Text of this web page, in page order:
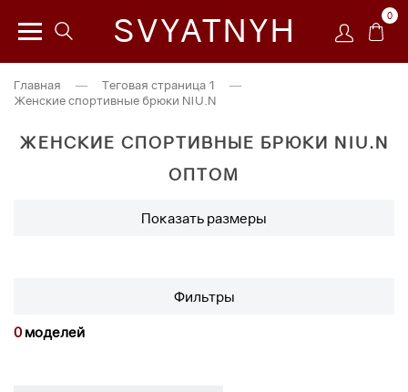
SVYATNYH 0
Главная — Теговая страница 1
—
Женские спортивные брюки NIU.N
ЖЕНСКИЕ СПОРТИВНЫЕ БРЮКИ NIU.N
ОПТОМ
Показать размеры
Фильтры
0моделей